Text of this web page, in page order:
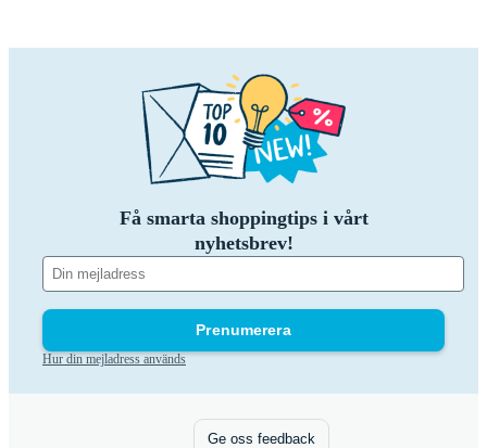
Få smarta shoppingtips i vårt
nyhetsbrev!
Prenumerera
Hur din mejladress används
Ge oss feedback